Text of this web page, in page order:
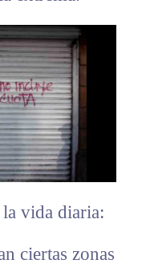
la vida diaria:
zonas